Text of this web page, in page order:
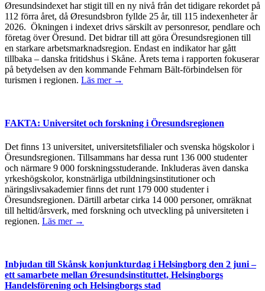
Øresundsindexet har stigit till en ny nivå från det tidigare rekordet på
112 förra året, då Øresundsbron fyllde 25 år, till 115 indexenheter år
2026. Ökningen i indexet drivs särskilt av personresor, pendlare och
företag över Öresund. Det bidrar till att göra Öresundsregionen till
en starkare arbetsmarknadsregion. Endast en indikator har gått
tillbaka – danska fritidshus i Skåne. Årets tema i rapporten fokuserar
på betydelsen av den kommande Fehmarn Bält-förbindelsen för
turismen i regionen. Läs mer →
FAKTA: Universitet och forskning i Öresundsregionen
Det finns 13 universitet, universitetsfilialer och svenska högskolor i
Öresundsregionen. Tillsammans har dessa runt 136 000 studenter
och närmare 9 000 forskningsstuderande. Inkluderas även danska
yrkeshögskolor, konstnärliga utbildningsinstitutioner och
näringslivsakademier finns det runt 179 000 studenter i
Öresundsregionen. Därtill arbetar cirka 14 000 personer, omräknat
till heltid/årsverk, med forskning och utveckling på universiteten i
regionen. Läs mer →
Inbjudan till Skånsk konjunkturdag i Helsingborg den 2 juni –
ett samarbete mellan Øresundsinstituttet, Helsingborgs
Handelsförening och Helsingborgs stad